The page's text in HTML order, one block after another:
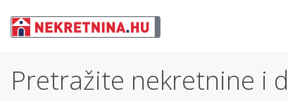
Pretražite nekretnine i